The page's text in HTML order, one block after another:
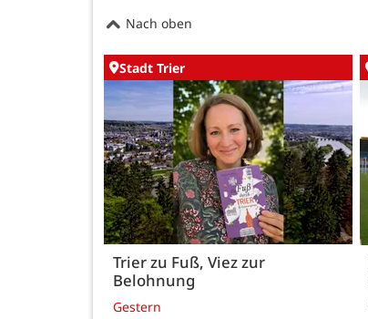
Nach oben
Stadt Trier
Trier zu Fuß, Viez zur
Belohnung
Gestern